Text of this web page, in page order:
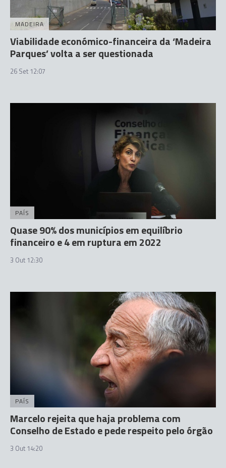
MADEIRA
Viabilidade económico-financeira da ‘Madeira
Parques’ volta a ser questionada
26 Set 12:07
PAÍS
Quase 90% dos municípios em equilíbrio
financeiro e 4 em ruptura em 2022
3 Out 12:30
PAÍS
Marcelo rejeita que haja problema com
Conselho de Estado e pede respeito pelo órgão
3 Out 14:20